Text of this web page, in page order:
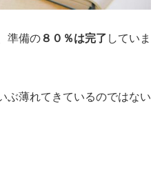
準備の８０％は完了 していま
ぶ薄れてきているのではない